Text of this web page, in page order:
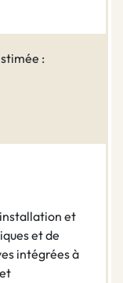
:
et
et de
intégrées à